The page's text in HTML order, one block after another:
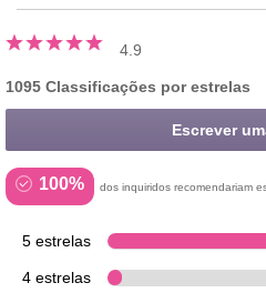
4.9
1095 Classificações por estrelas
Escrever
100% dos inquiridos recomendariam
5 estrelas
4 estrelas